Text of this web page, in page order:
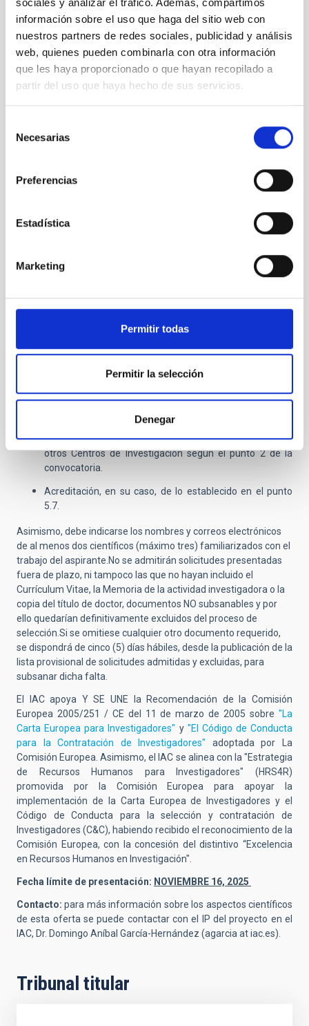
sociales y analizar el tráfico. Además, compartimos
información sobre el uso que haga del sitio web con
nuestros partners de redes sociales, publicidad y análisis
web, quienes pueden combinarla con otra información
que les haya proporcionado o que hayan recopilado a
partir del uso que haya hecho de sus servicios.
Necesarias
Preferencias
Estadística
Marketing
Permitir todas
Permitir la selección
Denegar
página web.
Se enviará la siguiente documentación:
Formulario online indicando el nombre y código de la
convocatoria (PS-2025-075)
Copia del Documento Nacional de Identidad / NIE /
Pasaporte vigente.
Carta de presentación.
NO presentación supondrá la exclusión del proceso
selectivo
o copia de la titulación requerida en la base 2.1 para
NO presentación
Memoria de la actividad técnica e investigadora
supondrá la exclusión del proceso selectivo
Documentación acreditativa de los méritos que deseen
que se le valoren en el concurso, atendiendo a los
base sexta.
Para los aspirantes que hayan realizado su doctorado en
el IAC, acreditación de la Formación Complementaria en
otros Centros de Investigación según el punto 2 de la
convocatoria.
Acreditación, en su caso, de lo establecido en el punto
5.7.
Asimismo, debe indicarse los nombres y correos electrónicos
de al menos dos científicos (máximo tres) familiarizados con el
trabajo del aspirante.No se admitirán solicitudes presentadas
fuera de plazo, ni tampoco las que no hayan incluido el
Currículum Vitae, la Memoria de la actividad investigadora o la
copia del título de doctor, documentos NO subsanables y por
ello quedarían definitivamente excluidos del proceso de
selección.Si se omitiese cualquier otro documento requerido,
se dispondrá de cinco (5) días hábiles, desde la publicación de la
lista provisional de solicitudes admitidas y excluidas, para
subsanar dicha falta.
El IAC apoya Y SE UNE la Recomendación de la Comisión
Europea 2005/251 / CE del 11 de marzo de 2005 sobre "La
Carta Europea para Investigadores" y "El Código de Conducta
para la Contratación de Investigadores" adoptada por La
Comisión Europea. Asimismo, el IAC se alinea con la "Estrategia
de Recursos Humanos para Investigadores" (HRS4R)
promovida por la Comisión Europea para apoyar la
implementación de la Carta Europea de Investigadores y el
Código de Conducta para la selección y contratación de
Investigadores (C&C), habiendo recibido el reconocimiento de la
Comisión Europea, con la concesión del distintivo “Excelencia
en Recursos Humanos en Investigación".
Fecha límite de presentación: NOVIEMBRE 16, 2025
Contacto: para más información sobre los aspectos científicos
de esta oferta se puede contactar con el IP del proyecto en el
IAC, Dr. Domingo Aníbal García-Hernández (agarcia at iac.es).
Tribunal titular